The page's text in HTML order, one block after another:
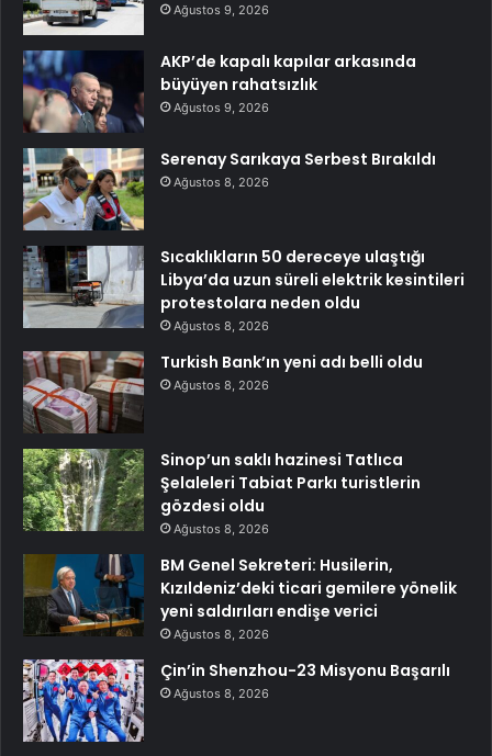
Ağustos 9, 2026
AKP’de kapalı kapılar arkasında
büyüyen rahatsızlık
Ağustos 9, 2026
Serenay Sarıkaya Serbest Bırakıldı
Ağustos 8, 2026
Sıcaklıkların 50 dereceye ulaştığı
Libya’da uzun süreli elektrik kesintileri
protestolara neden oldu
Ağustos 8, 2026
Turkish Bank’ın yeni adı belli oldu
Ağustos 8, 2026
Sinop’un saklı hazinesi Tatlıca
Şelaleleri Tabiat Parkı turistlerin
gözdesi oldu
Ağustos 8, 2026
BM Genel Sekreteri: Husilerin,
Kızıldeniz’deki ticari gemilere yönelik
yeni saldırıları endişe verici
Ağustos 8, 2026
Çin’in Shenzhou-23 Misyonu Başarılı
Ağustos 8, 2026